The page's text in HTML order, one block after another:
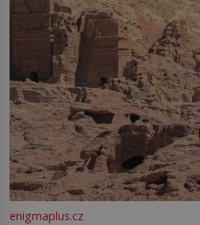
enigmaplus.cz